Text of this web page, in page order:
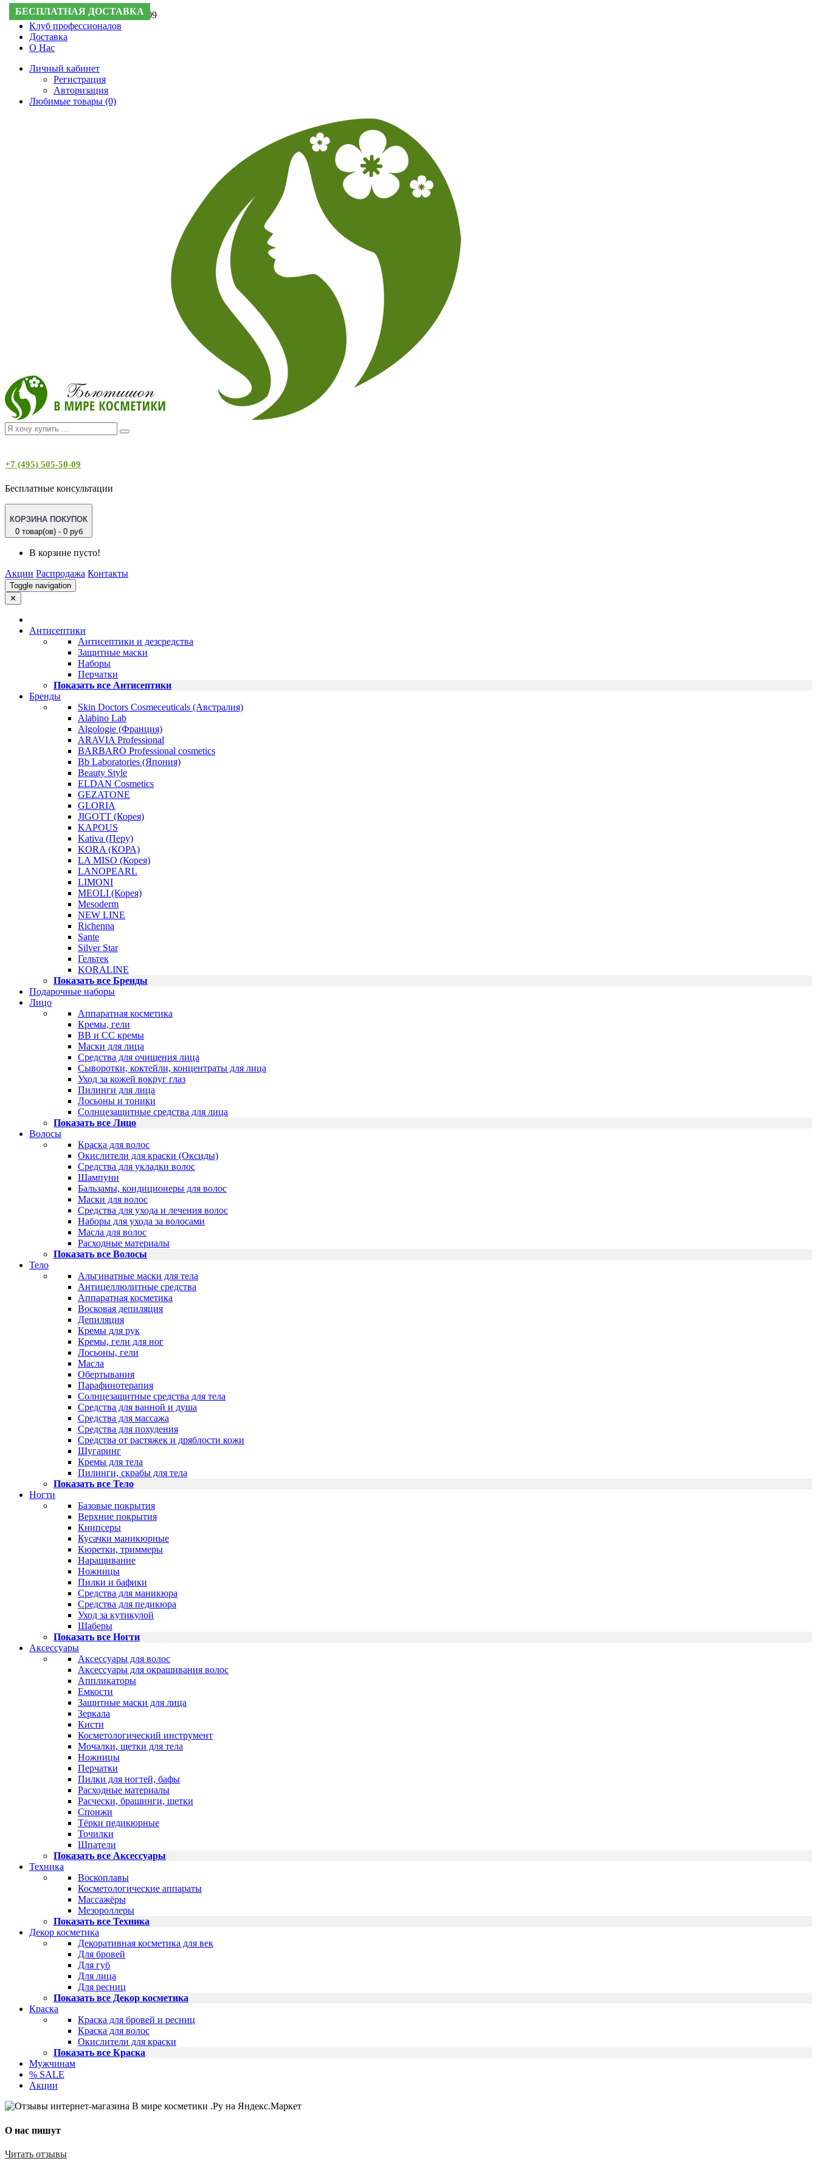
Поддержка: +7 (495) 505-50-09
Клуб профессионалов
Доставка
О Нас
Личный кабинет
Регистрация
Авторизация
Любимые товары (0)
+7 (495) 505-50-09
Бесплатные консультации
КОРЗИНА ПОКУПОК
0 товар(ов) - 0 руб
В корзине пусто!
Акции Распродажа Контакты
Toggle navigation
✕
Антисептики
Антисептики и дезсредства
Защитные маски
Наборы
Перчатки
Показать все Антисептики
Бренды
Skin Doctors Cosmeceuticals (Австралия)
Alabino Lab
Algologie (Франция)
ARAVIA Professional
BARBARO Professional cosmetics
Bb Laboratories (Япония)
Beauty Style
ELDAN Cosmetics
GEZATONE
GLORIA
JIGOTT (Корея)
KAPOUS
Kativa (Перу)
KORA (КОРА)
LA MISO (Корея)
LANOPEARL
LIMONI
MEOLI (Корея)
Mesoderm
NEW LINE
Richenna
Sante
Silver Star
Гельтек
KORALINE
Показать все Бренды
Подарочные наборы
Лицо
Аппаратная косметика
Кремы, гели
BB и CC кремы
Маски для лица
Средства для очищения лица
Сыворотки, коктейли, концентраты для лица
Уход за кожей вокруг глаз
Пилинги для лица
Лосьоны и тоники
Солнцезащитные средства для лица
Показать все Лицо
Волосы
Краска для волос
Окислители для краски (Оксиды)
Средства для укладки волос
Шампуни
Бальзамы, кондиционеры для волос
Маски для волос
Средства для ухода и лечения волос
Наборы для ухода за волосами
Масла для волос
Расходные материалы
Показать все Волосы
Тело
Альгинатные маски для тела
Антицеллюлитные средства
Аппаратная косметика
Восковая депиляция
Депиляция
Кремы для рук
Кремы, гели для ног
Лосьоны, гели
Масла
Обертывания
Парафинотерапия
Солнцезащитные средства для тела
Средства для ванной и душа
Средства для массажа
Средства для похудения
Средства от растяжек и дряблости кожи
Шугаринг
Кремы для тела
Пилинги, скрабы для тела
Показать все Тело
Ногти
Базовые покрытия
Верхние покрытия
Книпсеры
Кусачки маникюрные
Кюретки, триммеры
Наращивание
Ножницы
Пилки и бафики
Средства для маникюра
Средства для педикюра
Уход за кутикулой
Шаберы
Показать все Ногти
Аксессуары
Аксессуары для волос
Аксессуары для окрашивания волос
Аппликаторы
Емкости
Защитные маски для лица
Зеркала
Кисти
Косметологический инструмент
Мочалки, щетки для тела
Ножницы
Перчатки
Пилки для ногтей, бафы
Расходные материалы
Расчески, брашинги, щетки
Спонжи
Тёрки педикюрные
Точилки
Шпатели
Показать все Аксессуары
Техника
Воскоплавы
Косметологические аппараты
Массажёры
Мезороллеры
Показать все Техника
Декор косметика
Декоративная косметика для век
Для бровей
Для губ
Для лица
Для ресниц
Показать все Декор косметика
Краска
Краска для бровей и ресниц
Краска для волос
Окислители для краски
Показать все Краска
Мужчинам
% SALE
Акции
О нас пишут
Читать отзывы
БЕСПЛАТНАЯ ДОСТАВКА
БЕСПЛАТНАЯ ДОСТАВКА